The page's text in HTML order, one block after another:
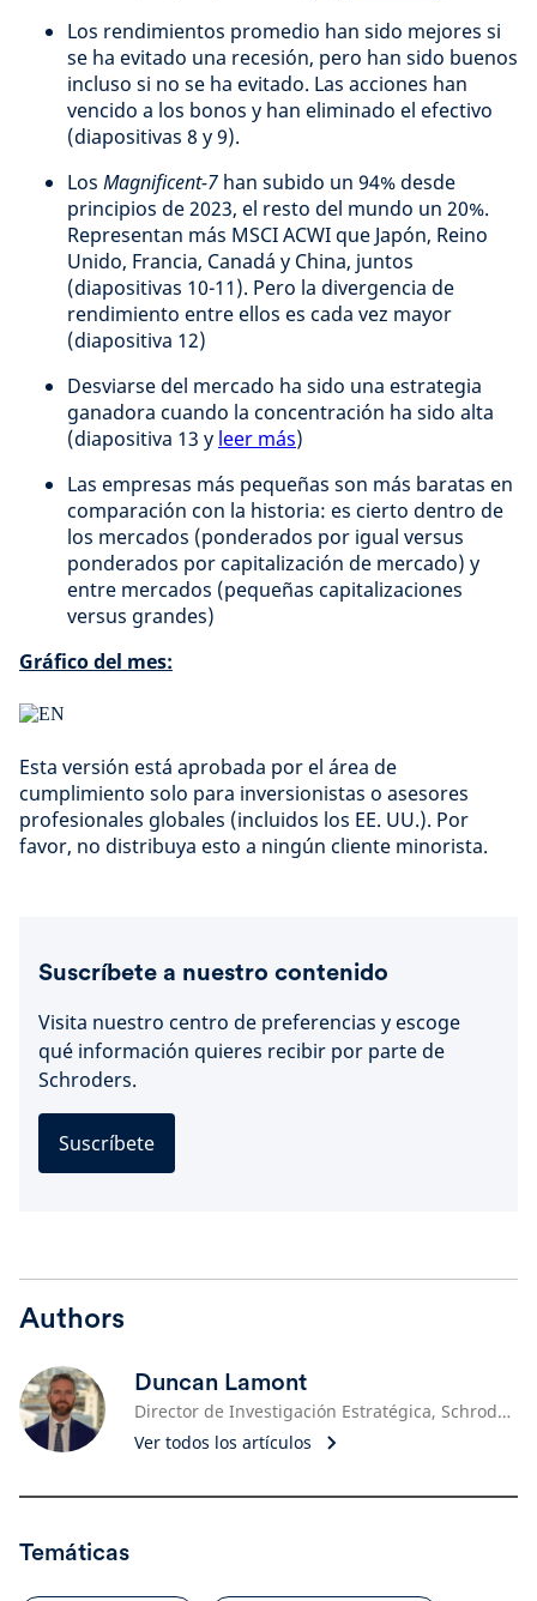
Los rendimientos promedio han sido mejores si
se ha evitado una recesión, pero han sido buenos
incluso si no se ha evitado. Las acciones han
vencido a los bonos y han eliminado el efectivo
(diapositivas 8 y 9).
Los Magnificent-7 han subido un 94% desde
principios de 2023, el resto del mundo un 20%.
Representan más MSCI ACWI que Japón, Reino
Unido, Francia, Canadá y China, juntos
(diapositivas 10-11). Pero la divergencia de
rendimiento entre ellos es cada vez mayor
(diapositiva 12)
Desviarse del mercado ha sido una estrategia
ganadora cuando la concentración ha sido alta
(diapositiva 13 y leer más)
Las empresas más pequeñas son más baratas en
comparación con la historia: es cierto dentro de
los mercados (ponderados por igual versus
ponderados por capitalización de mercado) y
entre mercados (pequeñas capitalizaciones
versus grandes)
Gráfico del mes:
Esta versión está aprobada por el área de
cumplimiento solo para inversionistas o asesores
profesionales globales (incluidos los EE. UU.). Por
favor, no distribuya esto a ningún cliente minorista.
Suscríbete a nuestro contenido
Visita nuestro centro de preferencias y escoge
qué información quieres recibir por parte de
Schroders.
Suscríbete
Authors
Duncan Lamont
Director de Investigación Estratégica, Schroders
Ver todos los artículos
Temáticas